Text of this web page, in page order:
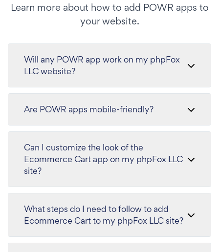
Learn more about how to add POWR apps to
your website.
Will any POWR app work on my phpFox
LLC website?
Are POWR apps mobile-friendly?
Can I customize the look of the
Ecommerce Cart app on my phpFox LLC
site?
What steps do I need to follow to add
Ecommerce Cart to my phpFox LLC site?